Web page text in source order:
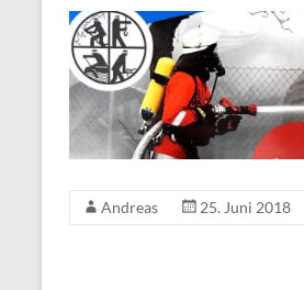
Andreas 25. Juni 2018